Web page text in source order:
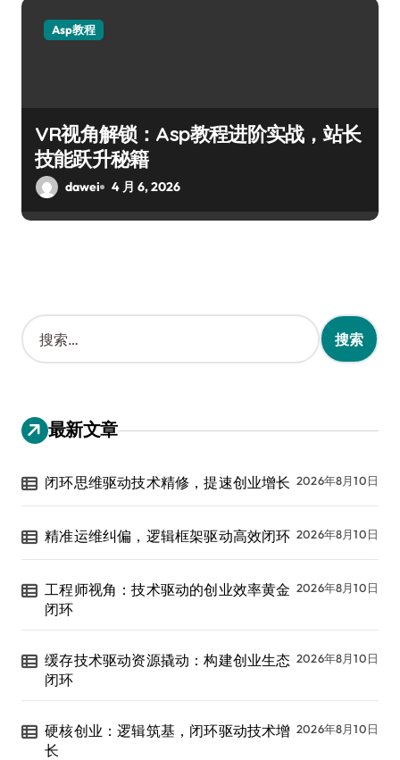
Asp教程
VR视角解锁：Asp教程进阶实战，站长
技能跃升秘籍
dawei 4 月 6, 2026
搜
索
：
最新文章
闭环思维驱动技术精修，提速创业增长 2026年8月10日
精准运维纠偏，逻辑框架驱动高效闭环 2026年8月10日
工程师视角：技术驱动的创业效率黄金
闭环
2026年8月10日
缓存技术驱动资源撬动：构建创业生态
闭环
2026年8月10日
硬核创业：逻辑筑基，闭环驱动技术增
长
2026年8月10日